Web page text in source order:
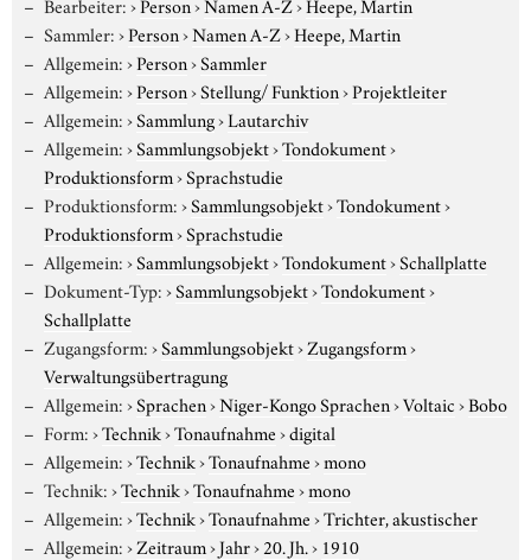
Sammler:›Person›Namen A-Z›Heepe, Martin
Allgemein:›Person›Sammler
Allgemein:›Person›Stellung/ Funktion›Projektleiter
Allgemein:›Sammlung›Lautarchiv
Allgemein:›Sammlungsobjekt›Tondokument›
Produktionsform›Sprachstudie
Produktionsform:›Sammlungsobjekt›Tondokument›
Produktionsform›Sprachstudie
Allgemein:›Sammlungsobjekt›Tondokument›Schallplatte
Dokument-Typ:›Sammlungsobjekt›Tondokument›
Schallplatte
Zugangsform:›Sammlungsobjekt›Zugangsform›
Verwaltungsübertragung
Allgemein:›Sprachen›Niger-Kongo Sprachen›Voltaic›Bobo
Form:›Technik›Tonaufnahme›digital
Allgemein:›Technik›Tonaufnahme›mono
Technik:›Technik›Tonaufnahme›mono
Allgemein:›Technik›Tonaufnahme›Trichter, akustischer
Allgemein:›Zeitraum›Jahr›20. Jh.› 1910